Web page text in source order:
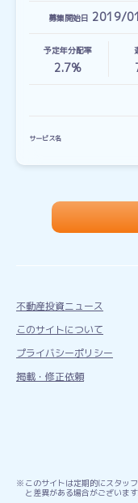
募集開始日 2019/
予定年分配率
2.7%
サービス名
不動産投資ニュース
このサイトについて
プライバシーポリシー
掲載・修正依頼
このサイトは定期的にスタッ
と差異がある場合がございます